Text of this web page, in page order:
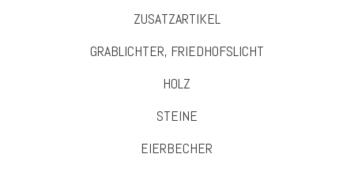
ZUSATZARTIKEL
GRABLICHTER, FRIEDHOFSLICHT
HOLZ
STEINE
EIERBECHER